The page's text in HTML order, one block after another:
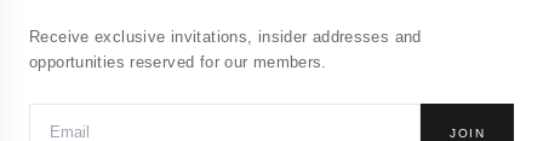
Receive exclusive invitations, insider addresses and
opportunities reserved for our members.
JOIN